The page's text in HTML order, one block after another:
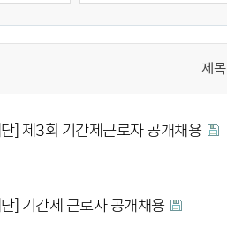
제목
] 제3회 기간제근로자 공개채용
] 기간제 근로자 공개채용